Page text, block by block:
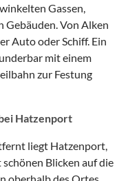
Gassen,
Gebäuden. Von Alken
Auto oder Schiff. Ein
mit einem
zur Festung
Hatzenport
liegt Hatzenport,
Blicken auf die